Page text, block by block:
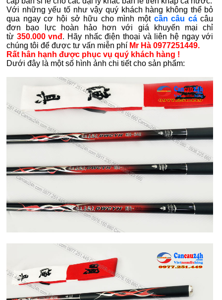
Với những yếu tố như vậy quý khách hàng không thể bỏ
qua ngay cơ hội sở hữu cho mình một cần câu cácâu
đơn bạo lựchoàn hảo hơn với giá khuyến mại chỉ
từ 350.000 vnđ. Hãy nhấc điện thoại và liên hệ ngay với
chúng tôi để được tư vấn miễn phí Mr Hà 0977251449.
Rất hân hạnh được phục vụ quý khách hàng !
Dưới đây là một số hình ảnh chi tiết cho sản phẩm: